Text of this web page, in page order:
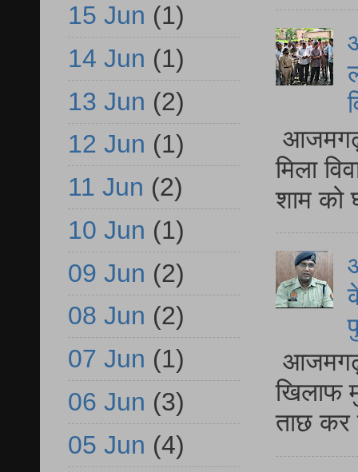
आजमगढ़
मिला
शाम को
आजमगढ़
खिलाफ
ताछ कर
15 Jun (1)
14 Jun (1)
13 Jun (2)
12 Jun (1)
11 Jun (2)
10 Jun (1)
09 Jun (2)
08 Jun (2)
07 Jun (1)
06 Jun (3)
05 Jun (4)